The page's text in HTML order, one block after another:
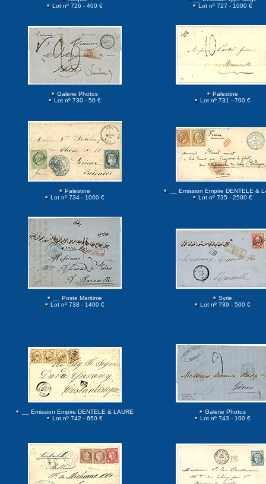
Lot nº 726 - 400 €
Lot nº 727 - 1000 €
Galerie Photos
Lot nº 730 - 50 €
Palestine
Lot nº 731 - 700 €
Palestine
Lot nº 734 - 1000 €
__ Emission Empire DENTELE &
Lot nº 735 - 2500 €
__ Poste Maritime
Lot nº 738 - 1400 €
Syrie
Lot nº 739 - 500 €
__ Emission Empire DENTELE & LAURE
Lot nº 742 - 650 €
Galerie Photos
Lot nº 743 - 100 €